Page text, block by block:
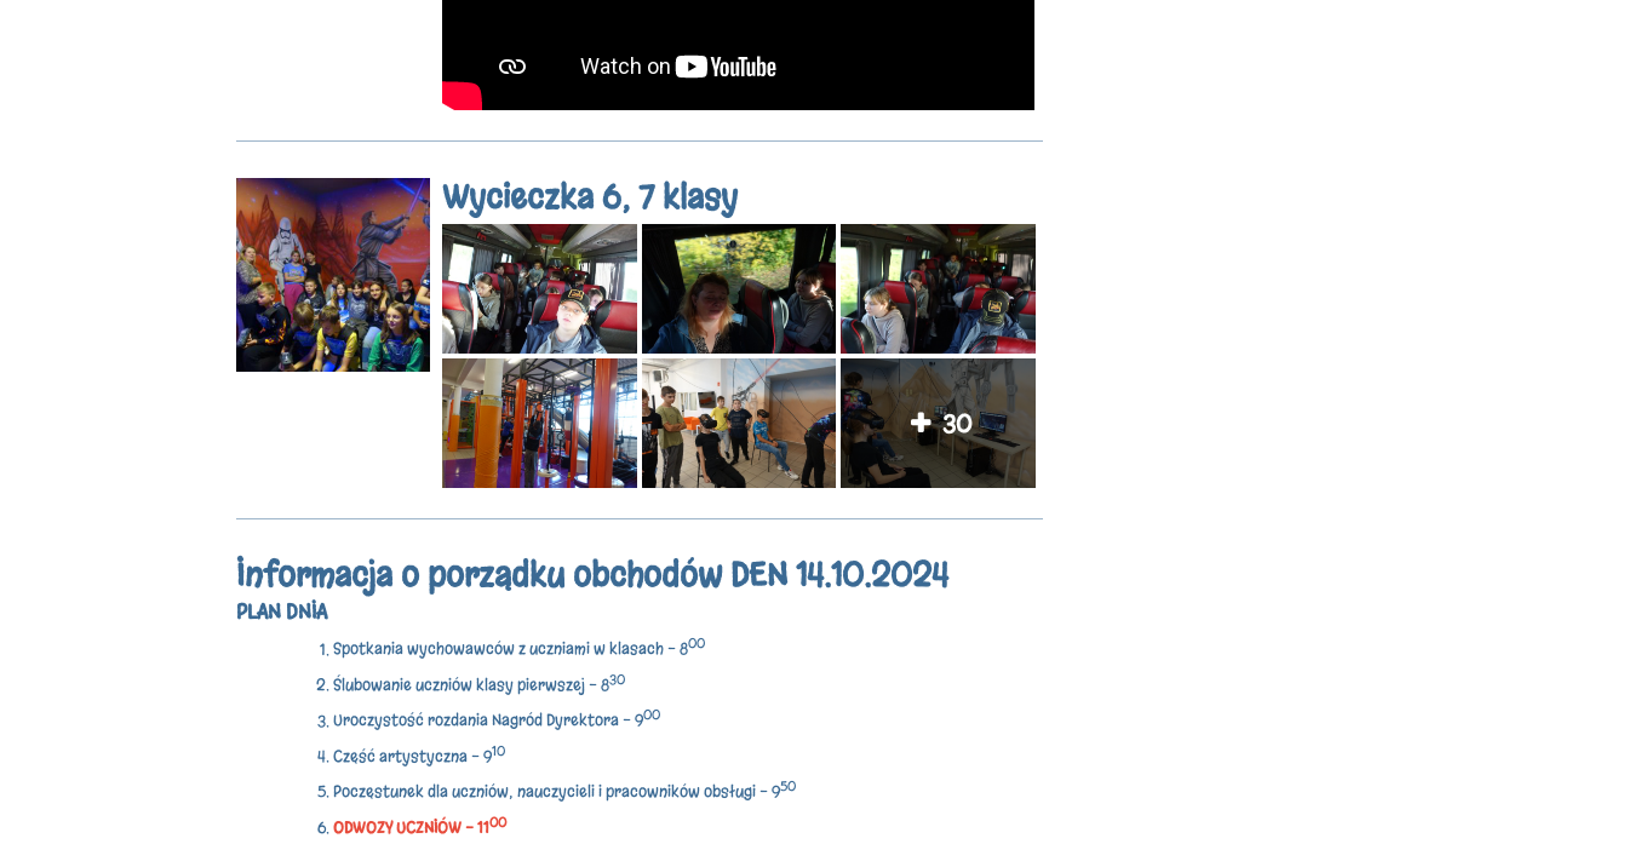
Wycieczka 6, 7 klasy
30
Informacja o porządku obchodów DEN 14.10.2024
PLAN DNIA
Spotkania wychowawców z uczniami w klasach - 800
Ślubowanie uczniów klasy pierwszej - 830
Uroczystość rozdania Nagród Dyrektora - 900
Część artystyczna - 910
Poczęstunek dla uczniów, nauczycieli i pracowników obsługi - 950
ODWOZY UCZNIÓW - 1100